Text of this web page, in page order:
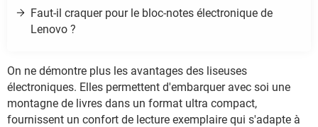
Faut-il craquer pour le bloc-notes électronique de
Lenovo ?
On ne démontre plus les avantages des liseuses
électroniques. Elles permettent d'embarquer avec soi une
montagne de livres dans un format ultra compact,
fournissent un confort de lecture exemplaire qui s'adapte à